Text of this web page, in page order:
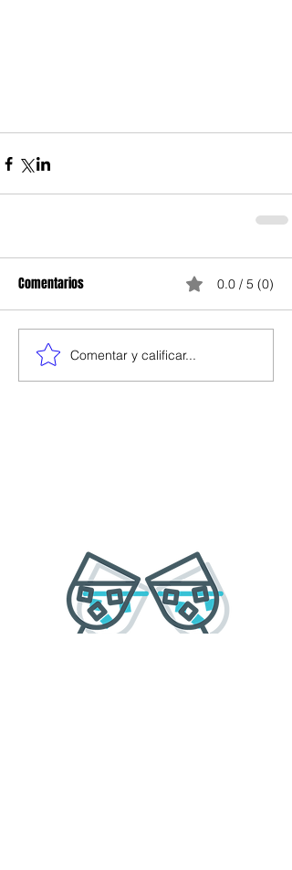
Comentarios 0.0 / 5 (0)
Comentar y calificar...